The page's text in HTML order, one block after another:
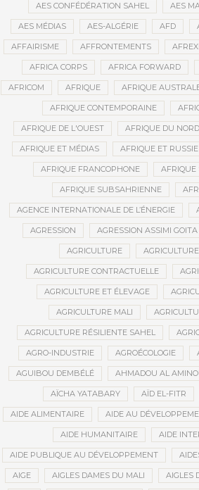
AES CONFÉDÉRATION SAHEL AES
AES MÉDIAS AES-ALGÉRIE AFD
AFFAIRISME AFFRONTEMENTS
AFRICA CORPS AFRICA FORWARD
AFRICOM AFRIQUE AFRIQUE
AFRIQUE CONTEMPORAINE
AFRIQUE DE L'OUEST AFRIQUE DU NORD
AFRIQUE ET MÉDIAS AFRIQUE ET RUSSIE
AFRIQUE FRANCOPHONE
AFRIQUE SUBSAHRIENNE
AGENCE INTERNATIONALE DE L’ÉNERGIE
AGRESSION AGRESSION ASSIMI GOITA
AGRICULTURE
AGRICULTURE CONTRACTUELLE
AGRICULTURE ET ÉLEVAGE
AGRICULTURE MALI
AGRICULTURE RÉSILIENTE SAHEL
AGRO-INDUSTRIE AGROÉCOLOGIE
AGUIBOU DEMBÉLÉ AHMADOU AL
AÏCHA YATABARY AÏD EL-FITR
AIDE ALIMENTAIRE AIDE AU
AIDE HUMANITAIRE AIDE
AIDE PUBLIQUE AU DÉVELOPPEMENT
AIGE AIGLES DAMES DU MALI AIGLES